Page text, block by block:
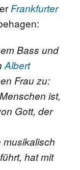
Frankfurter
Bass und
Albert
Frau zu:
ist,
Gott, der
musikalisch
hat mit